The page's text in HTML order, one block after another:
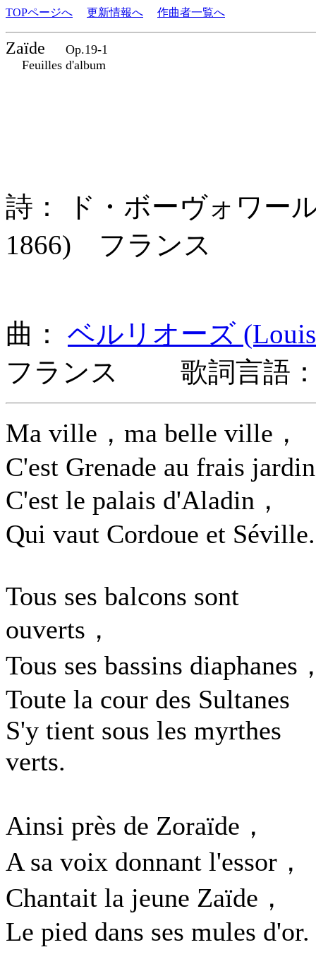
TOPページへ 更新情報へ 作曲者一覧へ
Zaïde
Op.19-1
Feuilles d'album
詩： ド・ボーヴォワー
1866) フランス
曲： ベルリオーズ
フランス 歌詞言語：
Ma ville，ma belle ville，
C'est Grenade au frais
C'est le palais d'Aladin，
Qui vaut Cordoue et Séville.
Tous ses balcons sont
ouverts，
Tous ses bassins diaphanes
Toute la cour des Sultanes
S'y tient sous les myrthes
verts.
Ainsi près de Zoraïde，
A sa voix donnant l'essor，
Chantait la jeune Zaïde，
Le pied dans ses mules d'or.